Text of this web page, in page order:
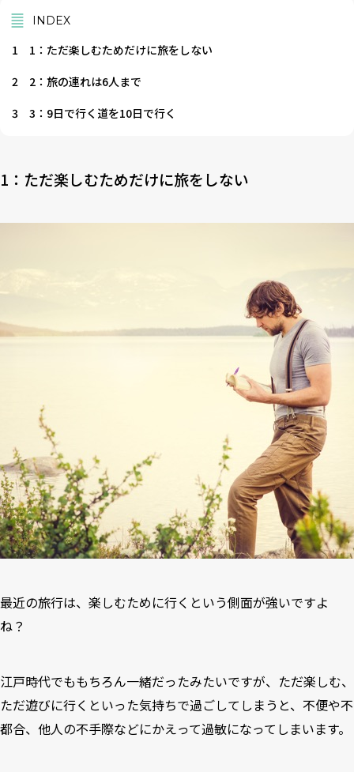
INDEX
1
1：ただ楽しむためだけに旅をしない
2
2：旅の連れは6人まで
3
3：9日で行く道を10日で行く
1：ただ楽しむためだけに旅をしない
最近の旅行は、楽しむために行くという側面が強いですよ
ね？
江戸時代でももちろん一緒だったみたいですが、ただ楽しむ、
ただ遊びに行くといった気持ちで過ごしてしまうと、不便や不
都合、他人の不手際などにかえって過敏になってしまいます。